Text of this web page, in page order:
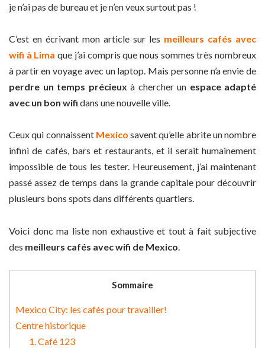
je n’ai pas de bureau et je n’en veux surtout pas !
C’est en écrivant mon article sur les meilleurs cafés avec
wifi à Lima que j’ai compris que nous sommes très nombreux
à partir en voyage avec un laptop. Mais personne n’a envie de
perdre un temps précieux à chercher un espace adapté
avec un bon wifi dans une nouvelle ville.
Ceux qui connaissent Mexico savent qu’elle abrite un nombre
infini de cafés, bars et restaurants, et il serait humainement
impossible de tous les tester. Heureusement, j’ai maintenant
passé assez de temps dans la grande capitale pour découvrir
plusieurs bons spots dans différents quartiers.
Voici donc ma liste non exhaustive et tout à fait subjective
des meilleurs cafés avec wifi de Mexico
Sommaire
Mexico City: les cafés pour travailler!
Centre historique
1. Café 123